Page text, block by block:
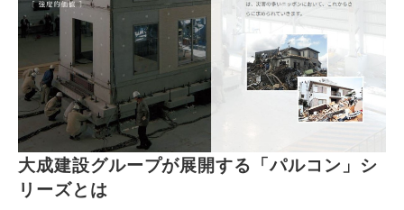
大成建設グループが展開する「パルコン」シ
リーズとは